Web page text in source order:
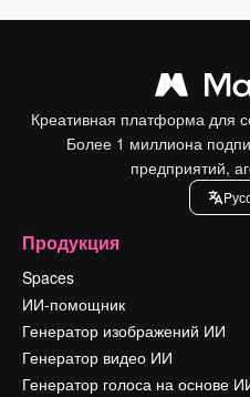
Креативная платформа для
Более 1 миллиона
предприятий,
Продукция
Spaces
ИИ-помощник
Генератор изображений ИИ
Генератор видео ИИ
Генератор голоса на основе